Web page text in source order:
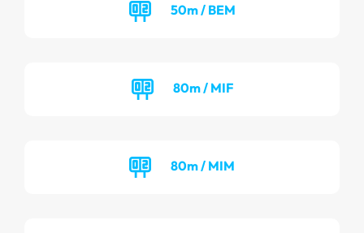
50m / BEM
80m / MIF
80m / MIM